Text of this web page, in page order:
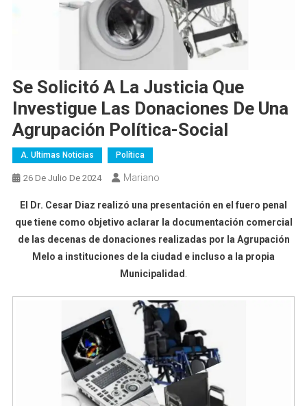
Se Solicitó A La Justicia Que
Investigue Las Donaciones De Una
Agrupación Política-Social
A. Ultimas Noticias Política
26 De Julio De 2024 Mariano
El Dr. Cesar Diaz realizó una presentación en el fuero penal
que tiene como objetivo aclarar la documentación comercial
de las decenas de donaciones realizadas por la Agrupación
Melo a instituciones de la ciudad e incluso a la propia
Municipalidad